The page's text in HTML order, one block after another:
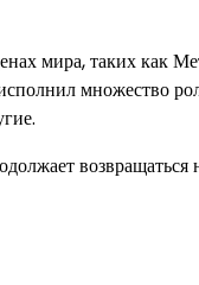
мира, таких как
множество